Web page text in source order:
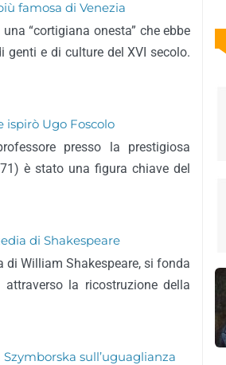
famosa di Venezia
“cortigiana onesta” che ebbe
genti e di culture del XVI secolo.
ispirò Ugo Foscolo
presso la prestigiosa
è stato una figura chiave del
di Shakespeare
di William Shakespeare, si fonda
la ricostruzione della
sull’uguaglianza